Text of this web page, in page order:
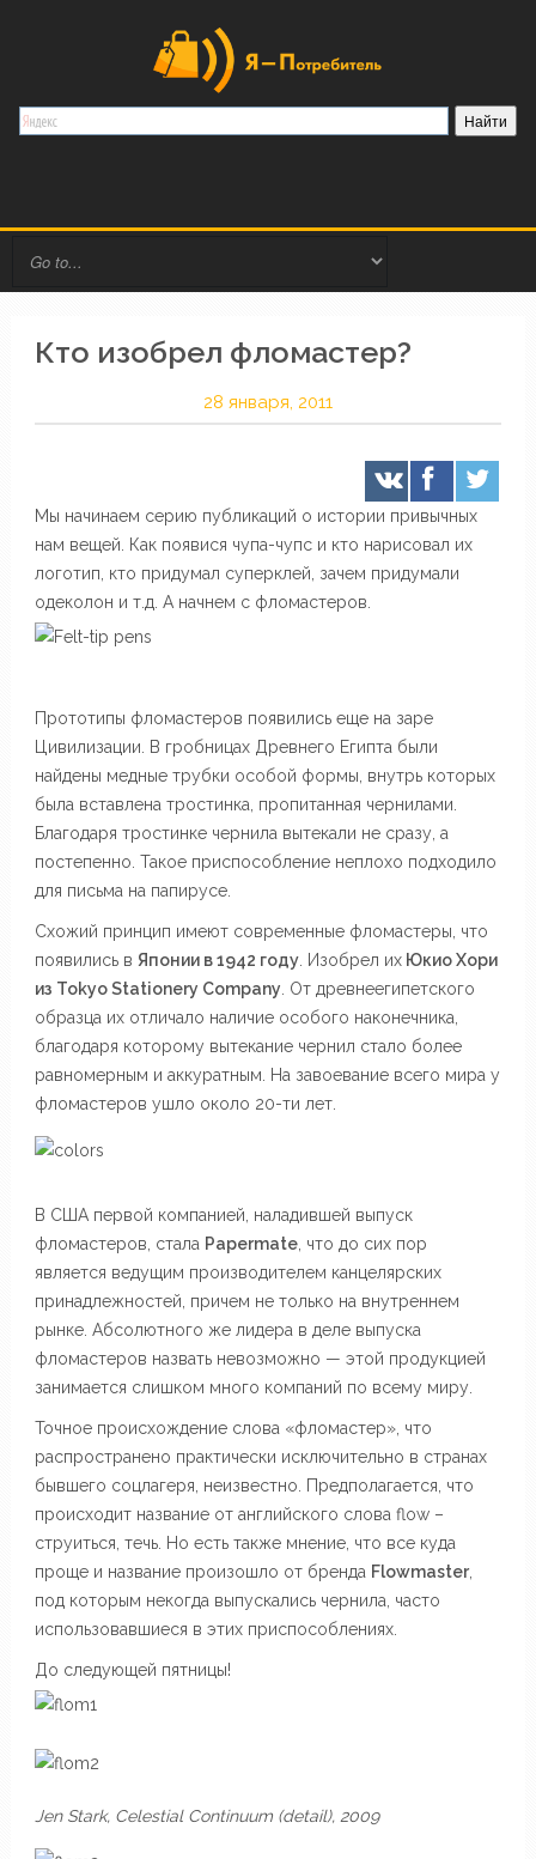
Кто изобрел фломастер?
28 января, 2011
Мы начинаем серию публикаций о истории привычных
нам вещей. Как появися чупа-чупс и кто нарисовал их
логотип, кто придумал суперклей, зачем придумали
одеколон и т.д. А начнем с фломастеров.
Прототипы фломастеров появились еще на заре
Цивилизации. В гробницах Древнего Египта были
найдены медные трубки особой формы, внутрь которых
была вставлена тростинка, пропитанная чернилами.
Благодаря тростинке чернила вытекали не сразу, а
постепенно. Такое приспособление неплохо подходило
для письма на папирусе.
Схожий принцип имеют современные фломастеры, что
появились в Японии в 1942 году. Изобрел ихЮкио Хори
из Tokyo Stationery Company . От древнеегипетского
образца их отличало наличие особого наконечника,
благодаря которому вытекание чернил стало более
равномерным и аккуратным. На завоевание всего мира у
фломастеров ушло около 20-ти лет.
В США первой компанией, наладившей выпуск
фломастеров, стала Papermate, что до сих пор
является ведущим производителем канцелярских
принадлежностей, причем не только на внутреннем
рынке. Абсолютного же лидера в деле выпуска
фломастеров назвать невозможно — этой продукцией
занимается слишком много компаний по всему миру.
Точное происхождение слова «фломастер», что
распространено практически исключительно в странах
бывшего соцлагеря, неизвестно. Предполагается, что
происходит название от английского слова flow –
струиться, течь. Но есть также мнение, что все куда
проще и название произошло от бренда Flowmaster,
под которым некогда выпускались чернила, часто
использовавшиеся в этих приспособлениях.
До следующей пятницы!
Jen Stark, Celestial Continuum (detail), 2009